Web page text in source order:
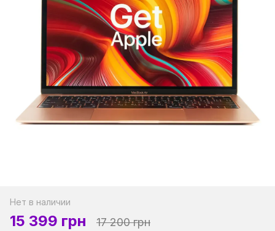
Нет в наличии
15 399 грн 17 200 грн